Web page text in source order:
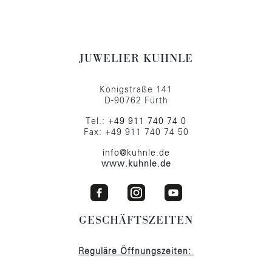
JUWELIER KUHNLE
Königstraße 141
D-90762 Fürth
Tel.: +49 911 740 74 0
Fax: +49 911 740 74 50
info@kuhnle.de
www.kuhnle.de
GESCHÄFTSZEITEN
Reguläre Öffnungszeiten: